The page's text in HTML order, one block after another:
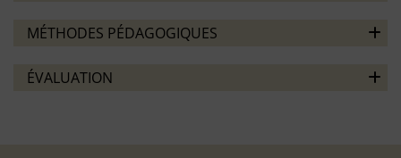
MÉTHODES PÉDAGOGIQUES
ÉVALUATION